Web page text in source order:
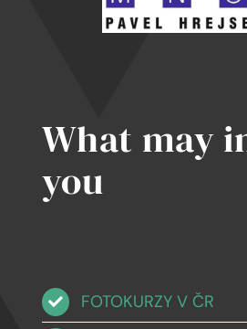
What may
you
FOTOKURZY V ČR